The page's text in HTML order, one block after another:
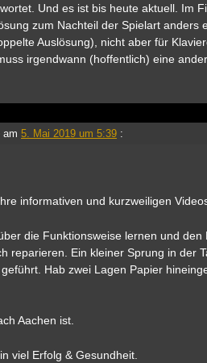
Und es ist bis heute aktuell. Im
zum Nachteil der Spielart
Auslösung), nicht aber für
irgendwann (hoffentlich) eine
am 5. Mai 2019 um 5:39 :
informativen und kurzweiligen
die Funktionsweise lernen und
reparieren. Ein kleiner Sprung in der
Hab zwei Lagen Papier
Aachen ist.
viel Erfolg & Gesundheit.